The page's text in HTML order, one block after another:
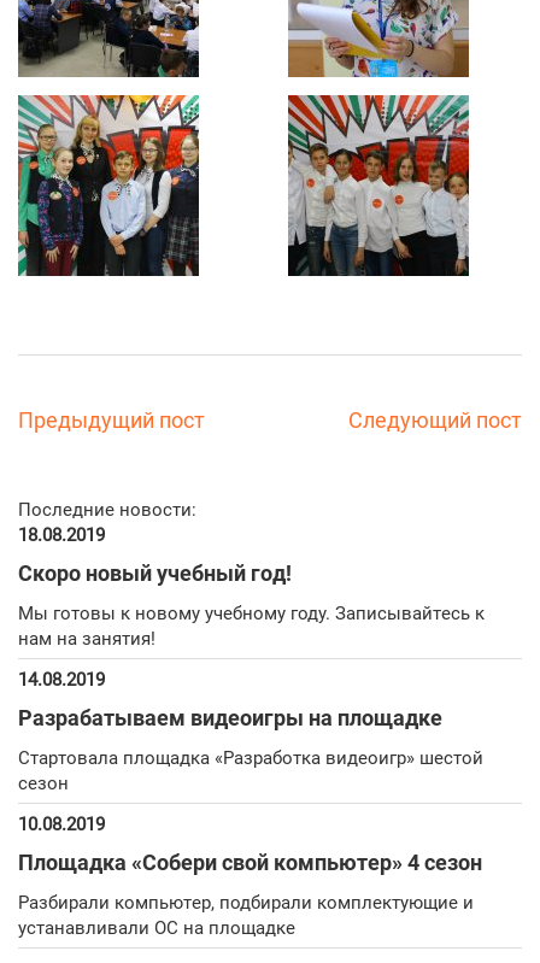
Предыдущий пост Следующий пост
Последние новости:
18.08.2019
Скоро новый учебный год!
Мы готовы к новому учебному году. Записывайтесь к
нам на занятия!
14.08.2019
Разрабатываем видеоигры на площадке
Стартовала площадка «Разработка видеоигр» шестой
сезон
10.08.2019
Площадка «Собери свой компьютер» 4 сезон
Разбирали компьютер, подбирали комплектующие и
устанавливали ОС на площадке